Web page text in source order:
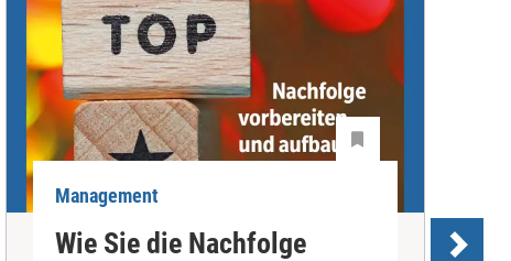
Management
Wie Sie die Nachfolge